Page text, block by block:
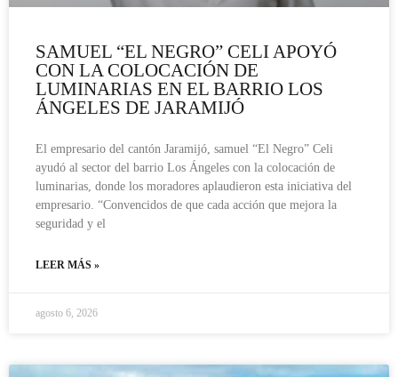
SAMUEL “EL NEGRO” CELI APOYÓ
CON LA COLOCACIÓN DE
LUMINARIAS EN EL BARRIO LOS
ÁNGELES DE JARAMIJÓ
El empresario del cantón Jaramijó, samuel “El Negro” Celi
ayudó al sector del barrio Los Ángeles con la colocación de
luminarias, donde los moradores aplaudieron esta iniciativa del
empresario. “Convencidos de que cada acción que mejora la
seguridad y el
LEER MÁS »
agosto 6, 2026